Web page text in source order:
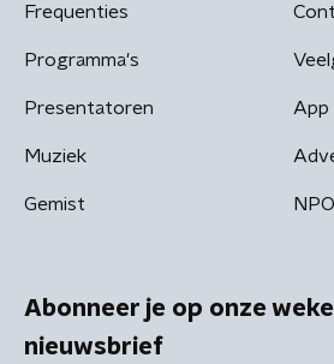
Frequenties
Programma's
Presentatoren
Muziek
Gemist
App
Abonneer je op onze
nieuwsbrief